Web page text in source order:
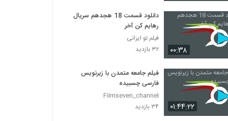
۰۰:۳۸
دانلود قسمت 18 هجدهم سریال
رهایم کن آخر
فیلم تو ایرانی
۳۲ بازدید
۰۱:۴۴:۲۲
فیلم جامعه متمدن با زیرنویس
فارسی چسبیده
Filmseven_channel
۳۴ بازدید